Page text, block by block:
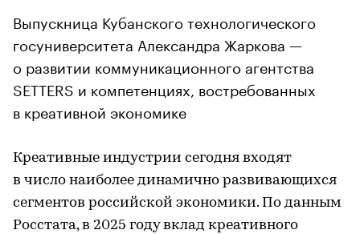
Выпускница Кубанского технологического
госуниверситета Александра Жаркова —
о развитии коммуникационного агентства
SETTERS и компетенциях, востребованных
в креативной экономике
Креативные индустрии сегодня входят
в число наиболее динамично развивающихся
сегментов российской экономики. По данным
Росстата, в 2025 году вклад креативного